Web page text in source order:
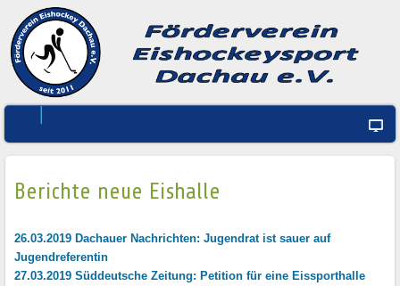
Berichte neue Eishalle
26.03.2019 Dachauer Nachrichten: Jugendrat ist sauer auf
Jugendreferentin
27.03.2019 Süddeutsche Zeitung: Petition für eine Eissporthalle